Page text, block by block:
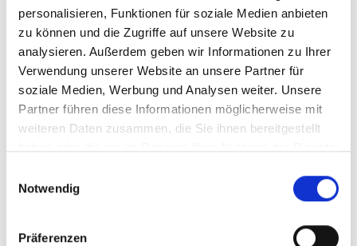
personalisieren, Funktionen für soziale Medien anbieten
zu können und die Zugriffe auf unsere Website zu
analysieren. Außerdem geben wir Informationen zu Ihrer
Verwendung unserer Website an unsere Partner für
soziale Medien, Werbung und Analysen weiter. Unsere
Partner führen diese Informationen möglicherweise mit
weiteren Daten zusammen, die Sie ihnen bereitgestellt
Notwendig
Präferenzen
Ihr Partner für optimales
Sehen in Berlin
Als erster Ansprechpartner für das gute Sehen sind wir
als Augenoptiker in Berlin mehr als „nur“ diejenigen, die
ästhetisch perfekt auf Ihre individuellen Wünsche und
auch oft die Ersten, die eventuelle Auffälligkeiten am